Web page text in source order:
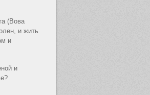
(Вова
и жить
и
и